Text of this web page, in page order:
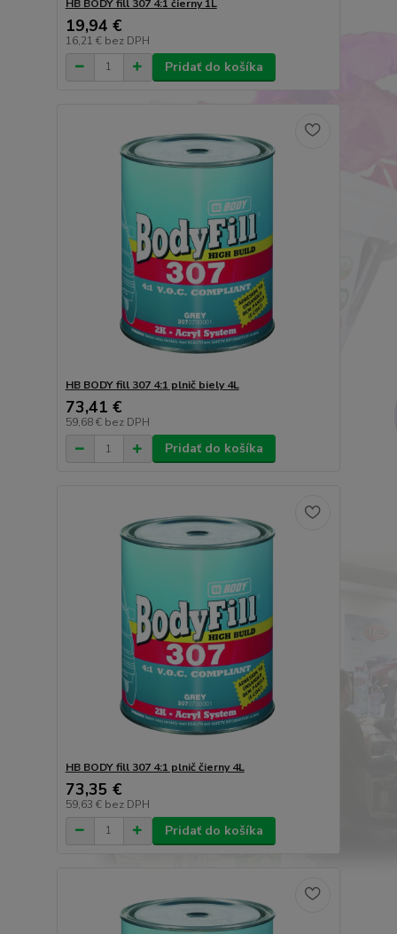
HB BODY fill 307 4:1 čierny 1L
19,94 €
16,21 € bez DPH
Pridať do košíka
HB BODY fill 307 4:1 plnič biely 4L
73,41 €
59,68 € bez DPH
Pridať do košíka
HB BODY fill 307 4:1 plnič čierny 4L
73,35 €
59,63 € bez DPH
Pridať do košíka